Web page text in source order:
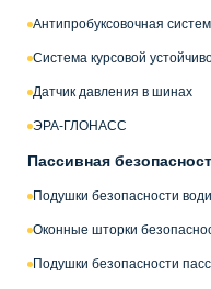
Антипробуксовочная
Система курсовой
Датчик давления в шинах
ЭРА-ГЛОНАСС
Пассивная
Подушки безопасности
Оконные шторки
Подушки безопасности